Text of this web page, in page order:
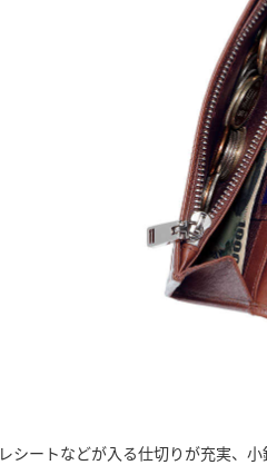
レシートなどが入る仕切りが充実、